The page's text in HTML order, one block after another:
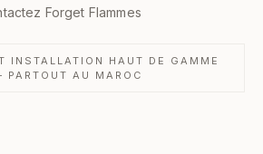
Forget Flammes
INSTALLATION HAUT DE GAMME
PARTOUT AU MAROC